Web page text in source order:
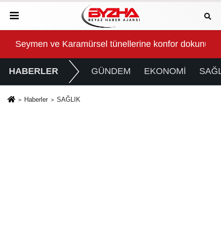
Artıyor mu?
Seymen ve Karamürsel tünellerine konfor dokunuşu
HABERLER GÜNDEM EKONOMİ
Haberler SAĞLIK